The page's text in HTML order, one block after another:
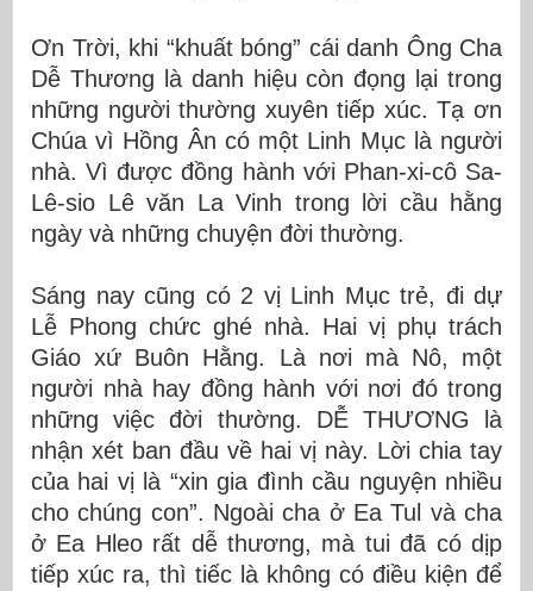
Ơn Trời, khi “khuất bóng” cái danh Ông Cha
Dễ Thương là danh hiệu còn đọng lại trong
những người thường xuyên tiếp xúc. Tạ ơn
Chúa vì Hồng Ân có một Linh Mục là người
nhà. Vì được đồng hành với Phan-xi-cô Sa-
Lê-sio Lê văn La Vinh trong lời cầu hằng
ngày và những chuyện đời thường.
Sáng nay cũng có 2 vị Linh Mục trẻ, đi dự
Lễ Phong chức ghé nhà. Hai vị phụ trách
Giáo xứ Buôn Hằng. Là nơi mà Nô, một
người nhà hay đồng hành với nơi đó trong
những việc đời thường. DỄ THƯƠNG là
nhận xét ban đầu về hai vị này. Lời chia tay
của hai vị là “xin gia đình cầu nguyện nhiều
cho chúng con”. Ngoài cha ở Ea Tul và cha
ở Ea Hleo rất dễ thương, mà tui đã có dịp
tiếp xúc ra, thì tiếc là không có điều kiện để